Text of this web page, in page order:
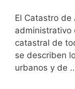
El Catastro
administrativo
catastral de
se describen
urbanos y de